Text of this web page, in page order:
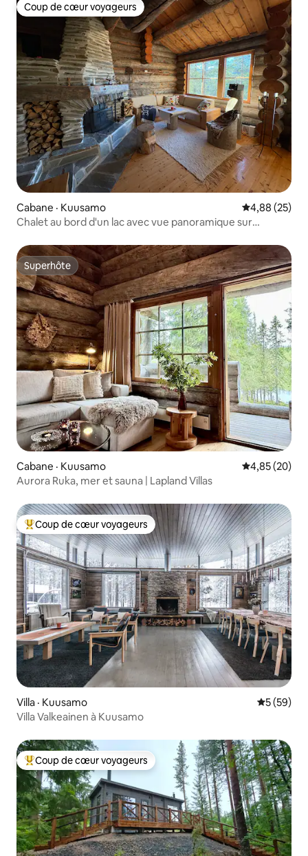
Coup de cœur voyageurs
Coup de cœur voyageurs
Cabane · Kuusamo Note
4,88 (25)
Chalet au bord d'un lac avec vue panoramique sur
Superhôte
Superhôte
Cabane · Kuusamo Note
4,85 (20)
Aurora Ruka, mer et sauna | Lapland Villas
Coup de cœur voyageurs parmi les plus aimés
Coup de cœur voyageurs
Villa · Kuusamo Note
5 (59)
Villa Valkeainen à Kuusamo
Coup de cœur voyageurs parmi les plus aimés
Coup de cœur voyageurs